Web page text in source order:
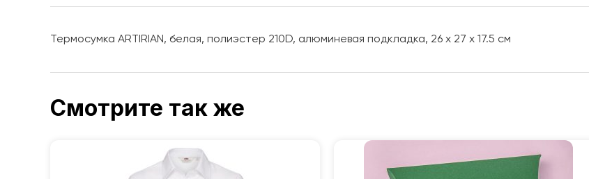
Термосумка ARTIRIAN, белая, полиэстер 210D, алюминевая подкладка, 26 x 27 x 17.5 см
Смотрите так же